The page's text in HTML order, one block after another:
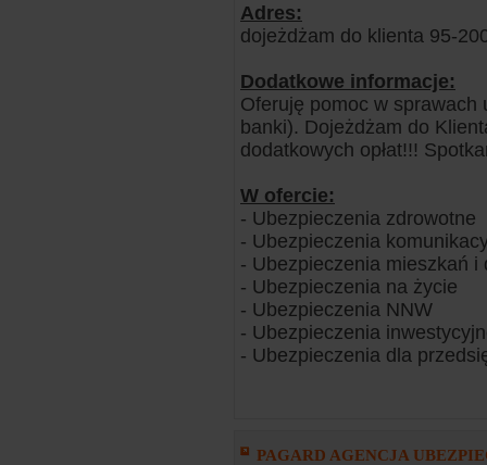
Adres:
dojeżdżam do klienta 95-
Dodatkowe informacje:
Oferuję pomoc w
banki). Dojeżdżam do
dodatkowych opłat!!!
W ofercie:
- Ubezpieczenia zdrowotne
- Ubezpieczenia
- Ubezpieczenia mieszkań i
- Ubezpieczenia na życie
- Ubezpieczenia NNW
- Ubezpieczenia
- Ubezpieczenia dla
PAGARD AGENCJA